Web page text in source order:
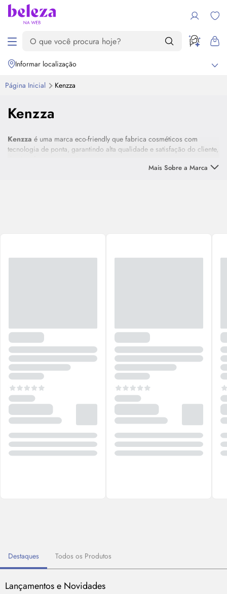
Informar localização
Página Inicial Kenzza
Kenzza
Kenzzaé uma marca eco-friendly que fabrica cosméticos com
tecnologia de ponta, garantindo alta qualidade e satisfação do cliente,
Mais Sobre a Marca
Destaques Todos os Produtos
Lançamentos e Novidades